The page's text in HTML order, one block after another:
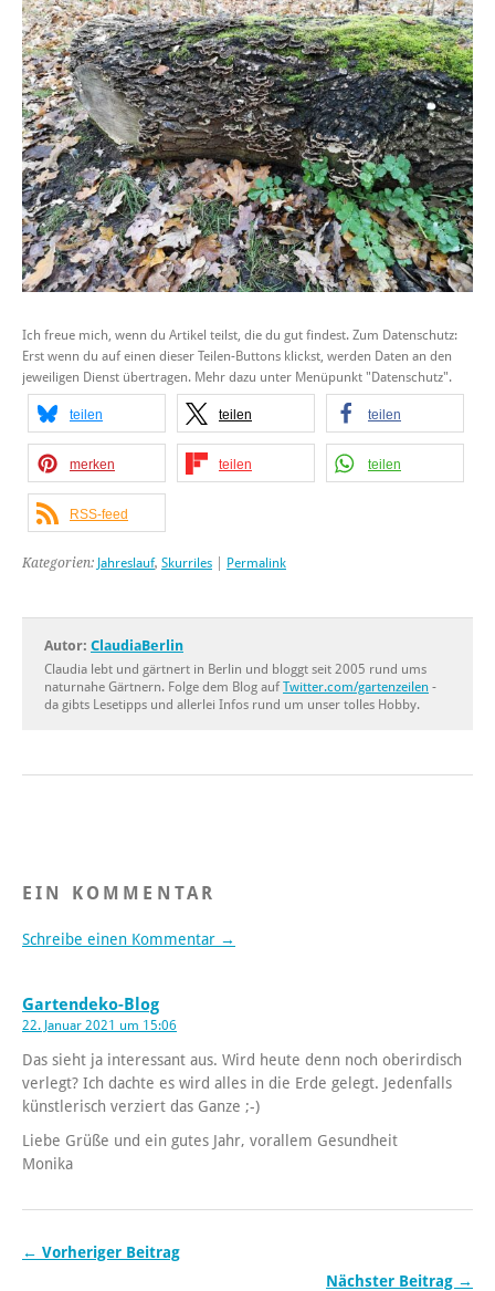
Ich freue mich, wenn du Artikel teilst, die du gut findest. Zum Datenschutz:
Erst wenn du auf einen dieser Teilen-Buttons klickst, werden Daten an den
jeweiligen Dienst übertragen. Mehr dazu unter Menüpunkt "Datenschutz".
teilen teilen teilen
merken teilen teilen
RSS-feed
Kategorien: Jahreslauf, Skurriles Permalink
Autor: ClaudiaBerlin
Claudia lebt und gärtnert in Berlin und bloggt seit 2005 rund ums
naturnahe Gärtnern. Folge dem Blog aufTwitter.com/gartenzeilen -
da gibts Lesetipps und allerlei Infos rund um unser tolles Hobby.
EIN KOMMENTAR
Schreibe einen Kommentar →
Gartendeko-Blog
22. Januar 2021 um 15:06
Das sieht ja interessant aus. Wird heute denn noch oberirdisch
verlegt? Ich dachte es wird alles in die Erde gelegt. Jedenfalls
künstlerisch verziert das Ganze ;-)
Liebe Grüße und ein gutes Jahr, vorallem Gesundheit
Monika
← Vorheriger Beitrag
Nächster Beitrag →